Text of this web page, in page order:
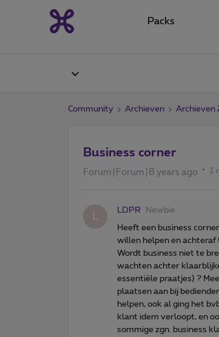
Packs
Community Archieven Archieven
Business corner
Forum|Forum|8 years ago 1
LDPR Newbie
Heeft een business
willen helpen en achteraf
Wordt business niet te
wachten achter
essentiële praatjes) ?
plaatsen aan bij
helpen, ook al ging het
klant idem verloopt, en
sommige zgn. business